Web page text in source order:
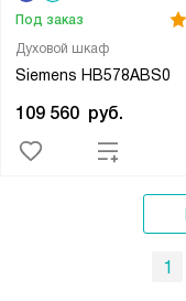
Духовой шкаф
Siemens HB578ABS0
Под заказ
109 560 руб.
1